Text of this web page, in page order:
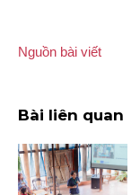
Nguồn bài viết
Bài liên quan